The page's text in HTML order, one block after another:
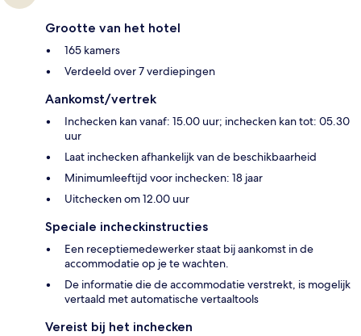
Grootte van het hotel
165 kamers
Verdeeld over 7 verdiepingen
Aankomst/vertrek
Inchecken kan vanaf: 15.00 uur; inchecken kan tot: 05.30
uur
Laat inchecken afhankelijk van de beschikbaarheid
Minimumleeftijd voor inchecken: 18 jaar
Uitchecken om 12.00 uur
Speciale incheckinstructies
Een receptiemedewerker staat bij aankomst in de
accommodatie op je te wachten.
De informatie die de accommodatie verstrekt, is mogelijk
vertaald met automatische vertaaltools
Vereist bij het inchecken